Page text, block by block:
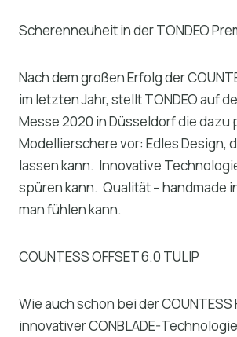
Scherenneuheit in der TONDEO
Nach dem großen Erfolg der
im letzten Jahr, stellt TONDEO auf
Messe 2020 in Düsseldorf die dazu
Modellierschere vor: Edles Design,
lassen kann. Innovative
spüren kann. Qualität – handmade
man fühlen kann.
COUNTESS OFFSET 6.0 TULIP
Wie auch schon bei der
innovativer CONBLADE-